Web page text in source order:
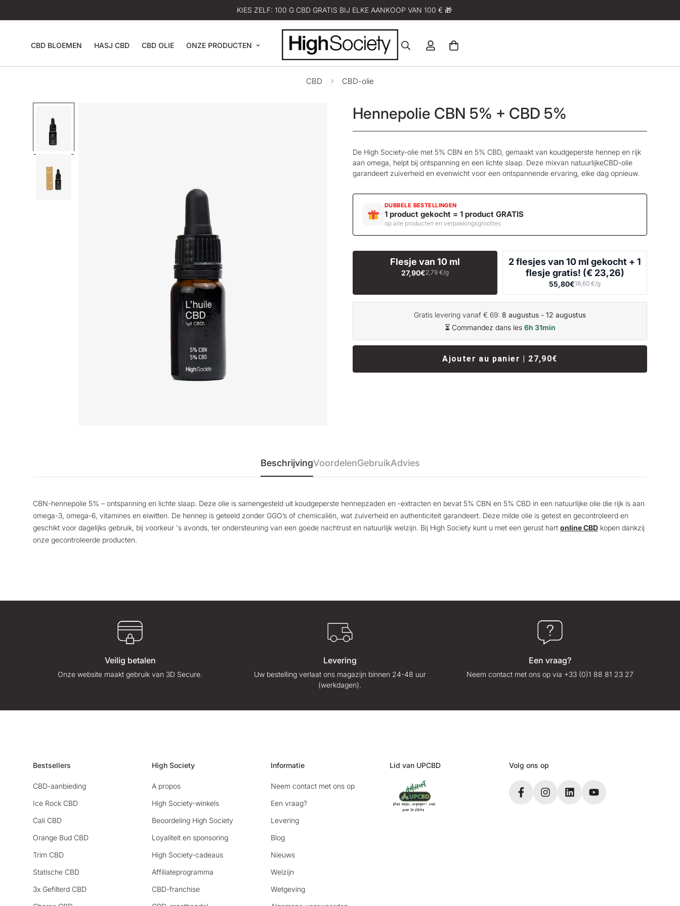
KIES ZELF: 100 G CBD GRATIS BIJ ELKE AANKOOP VAN 100 € 🎁
CBD BLOEMEN HASJ CBD CBD OLIE ONZE PRODUCTEN
CBD CBD-olie
Hennepolie CBN 5% + CBD 5%
De High Society-olie met 5% CBN en 5% CBD, gemaakt van koudgeperste hennep en rijk
aan omega, helpt bij ontspanning en een lichte slaap. Deze mixvan natuurlijkeCBD-olie
garandeert zuiverheid en evenwicht voor een ontspannende ervaring, elke dag opnieuw.
DUBBELE BESTELLINGEN
1 product gekocht = 1 product GRATIS
op alle producten en verpakkingsgroottes
Flesje van 10 ml
27,90€2,79 €/g
2 flesjes van 10 ml gekocht + 1
flesje gratis! (€ 23,26)
55,80€18,60 €/g
Gratis levering vanaf € 69: 8 augustus - 12 augustus
⏳ Commandez dans les 6h 31min
Ajouter au panier | 27,90€
BeschrijvingVoordelenGebruikAdvies
CBN-hennepolie 5% – ontspanning en lichte slaap. Deze olie is samengesteld uit koudgeperste hennepzaden en -extracten en bevat 5% CBN en 5% CBD in een natuurlijke olie die rijk is aan
omega-3, omega-6, vitamines en eiwitten. De hennep is geteeld zonder GGO’s of chemicaliën, wat zuiverheid en authenticiteit garandeert. Deze milde olie is getest en gecontroleerd en
geschikt voor dagelijks gebruik, bij voorkeur 's avonds, ter ondersteuning van een goede nachtrust en natuurlijk welzijn. Bij High Society kunt u met een gerust hart online CBD kopen dankzij
onze gecontroleerde producten.
Veilig betalen
Onze website maakt gebruik van 3D Secure.
Levering
Uw bestelling verlaat ons magazijn binnen 24-48 uur
(werkdagen).
Een vraag?
Neem contact met ons op via +33 (0)1 88 81 23 27
Bestsellers
CBD-aanbieding
Ice Rock CBD
Cali CBD
Orange Bud CBD
Trim CBD
Statische CBD
3x Gefilterd CBD
High Society
A propos
High Society-winkels
Beoordeling High Society
Loyaliteit en sponsoring
High Society-cadeaus
Affiliateprogramma
CBD-franchise
Informatie
Neem contact met ons op
Een vraag?
Levering
Blog
Nieuws
Welzijn
Wetgeving
Lid van UPCBD Volg ons op